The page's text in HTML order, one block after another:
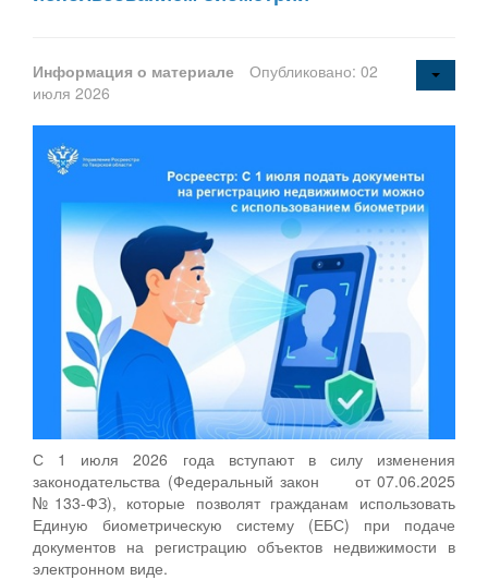
Информация о материале
Опубликовано: 02
июля 2026
С 1 июля 2026 года вступают в силу изменения
законодательства (Федеральный закон от 07.06.2025
№133-ФЗ), которые позволят гражданам использовать
Единую биометрическую систему (ЕБС) при подаче
документов на регистрацию объектов недвижимости в
электронном виде.